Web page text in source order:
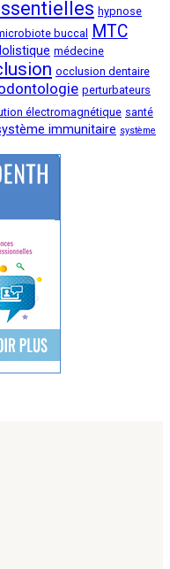
hypnose
buccal MTC
médecine
occlusion dentaire
perturbateurs
électromagnétique santé
immunitaire système